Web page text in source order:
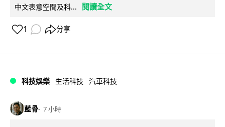
中文表意空間及科...
閱讀全文
1 分享
科技娛樂 生活科技 汽車科技
藍骨 7 小時